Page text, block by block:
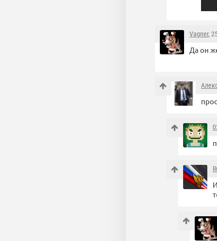
Vagner,
Да он